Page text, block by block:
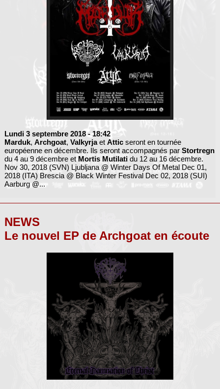
Lundi 3 septembre 2018 - 18:42
Marduk, Archgoat, Valkyrjaet Atticseront en tournée
européenne en décembre. Ils seront accompagnés par Stortregn
du 4 au 9 décembre et Mortis Mutilatidu 12 au 16 décembre.
Nov 30, 2018 (SVN) Ljubljana @ Winter Days Of Metal Dec 01,
2018 (ITA) Brescia @ Black Winter Festival Dec 02, 2018 (SUI)
Aarburg @...
NEWS
Le nouvel EP de Archgoat en écoute